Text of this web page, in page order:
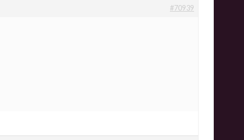
#70939